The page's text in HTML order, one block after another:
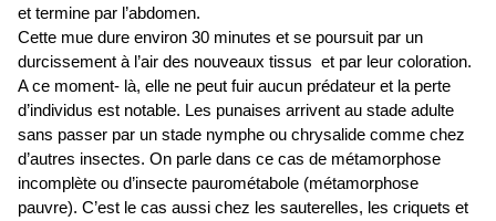
et termine par l’abdomen.
Cette mue dure environ 30 minutes et se poursuit par un
durcissement à l’air des nouveaux tissus et par leur coloration.
A ce moment- là, elle ne peut fuir aucun prédateur et la perte
d’individus est notable. Les punaises arrivent au stade adulte
sans passer par un stade nymphe ou chrysalide comme chez
d’autres insectes. On parle dans ce cas de métamorphose
incomplète ou d’insecte paurométabole (métamorphose
pauvre). C’est le cas aussi chez les sauterelles, les criquets et